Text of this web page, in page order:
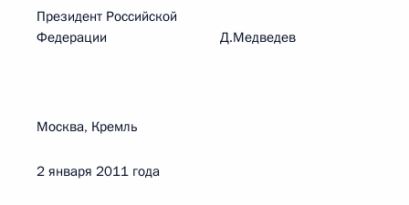
Президент Российской
Федерации Д.Медведев
Москва, Кремль
2 января 2011 года